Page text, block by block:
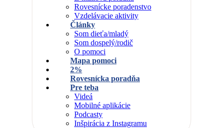
Rovesnícke poradenstvo
Vzdelávacie aktivity
Články
Som dieťa/mladý
Som dospelý/rodič
O pomoci
Mapa pomoci
2%
Rovesnícka poradňa
Pre teba
Videá
Mobilné aplikácie
Podcasty
Inšpirácia z Instagramu